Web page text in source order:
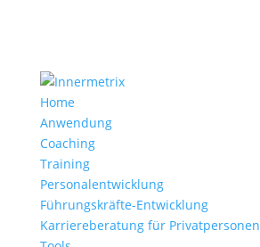
Home
Anwendung
Coaching
Training
Personalentwicklung
Führungskräfte-Entwicklung
Karriereberatung für Privatpersonen